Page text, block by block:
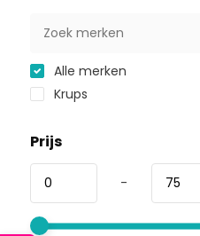
Alle merken
Krups
Prijs
-